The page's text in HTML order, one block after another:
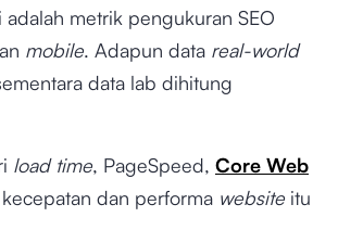
metrik pengukuran SEO
mobile. Adapun data real-world
data lab dihitung
load time, PageSpeed, Core Web
dan performa websiteitu